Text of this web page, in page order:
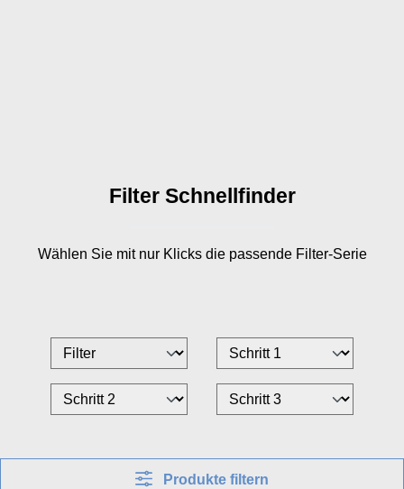
Filter Schnellfinder
Wählen Sie mit nur Klicks die passende Filter-Serie
Produkte filtern